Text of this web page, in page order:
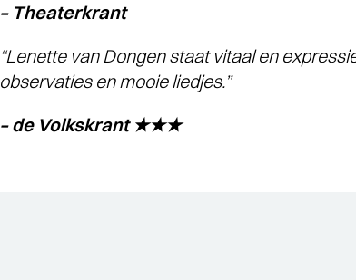
– Theaterkrant
“Lenette van Dongen staat vitaal en
observaties en mooie liedjes.”
– de Volkskrant ★★★